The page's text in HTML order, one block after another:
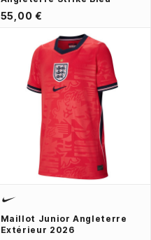
55,00 €
Maillot Junior Angleterre
Extérieur 2026